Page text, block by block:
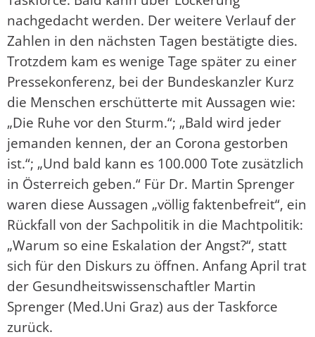
nachgedacht werden. Der weitere Verlauf der
Zahlen in den nächsten Tagen bestätigte dies.
Trotzdem kam es wenige Tage später zu einer
Pressekonferenz, bei der Bundeskanzler Kurz
die Menschen erschütterte mit Aussagen wie:
„Die Ruhe vor den Sturm.“; „Bald wird jeder
jemanden kennen, der an Corona gestorben
ist.“; „Und bald kann es 100.000 Tote zusätzlich
in Österreich geben.“ Für Dr. Martin Sprenger
waren diese Aussagen „völlig faktenbefreit“, ein
Rückfall von der Sachpolitik in die Machtpolitik:
„Warum so eine Eskalation der Angst?“, statt
sich für den Diskurs zu öffnen. Anfang April trat
der Gesundheitswissenschaftler Martin
Sprenger (Med.Uni Graz) aus der Taskforce
zurück.